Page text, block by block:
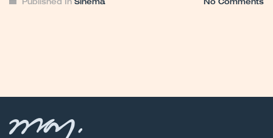
Published In Sinema No Comments